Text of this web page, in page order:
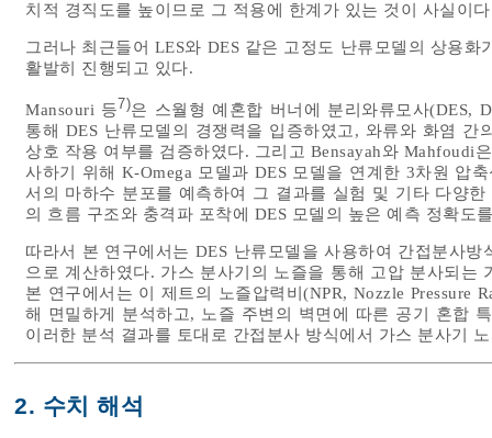
치적 경직도를 높이므로 그 적용에 한계가 있는 것이 사실이
그러나 최근들어 LES와 DES 같은 고정도 난류모델의 상용
활발히 진행되고 있다.
Mansouri 등7)은 스월형 예혼합 버너에 분리와류모사(DES,
통해 DES 난류모델의 경쟁력을 입증하였고, 와류와 화염
상호 작용 여부를 검증하였다. 그리고 Bensayah와 Mahfoudi
사하기 위해 K-Omega 모델과 DES 모델을 연계한 3차원 압
서의 마하수 분포를 예측하여 그 결과를 실험 및 기타 다양
의 흐름 구조와 충격파 포착에 DES 모델의 높은 예측 정확도
따라서 본 연구에서는 DES 난류모델을 사용하여 간접분사
으로 계산하였다. 가스 분사기의 노즐을 통해 고압 분사되는
본 연구에서는 이 제트의 노즐압력비(NPR, Nozzle Pressure
해 면밀하게 분석하고, 노즐 주변의 벽면에 따른 공기 혼합
이러한 분석 결과를 토대로 간접분사 방식에서 가스 분사기
2. 수치 해석